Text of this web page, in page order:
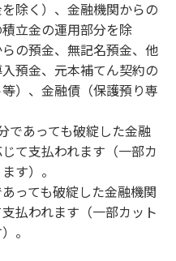
除く）、金融機関からの
立金の運用部分を除
の預金、無記名預金、他
預金、元本補てん契約の
）、金融債（保護預り専
であっても破綻した金融
て支払われます（一部カ
す）。
っても破綻した金融機関
払われます（一部カット
。